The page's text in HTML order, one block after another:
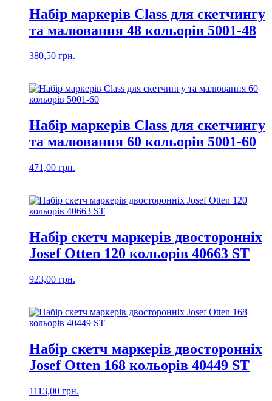
Набір маркерів Class для скетчингу
та малювання 48 кольорів 5001-48
380,50 грн.
Набір маркерів Class для скетчингу
та малювання 60 кольорів 5001-60
471,00 грн.
Набір скетч маркерів двосторонніх
Josef Otten 120 кольорів 40663 ST
923,00 грн.
Набір скетч маркерів двосторонніх
Josef Otten 168 кольорів 40449 ST
1113,00 грн.